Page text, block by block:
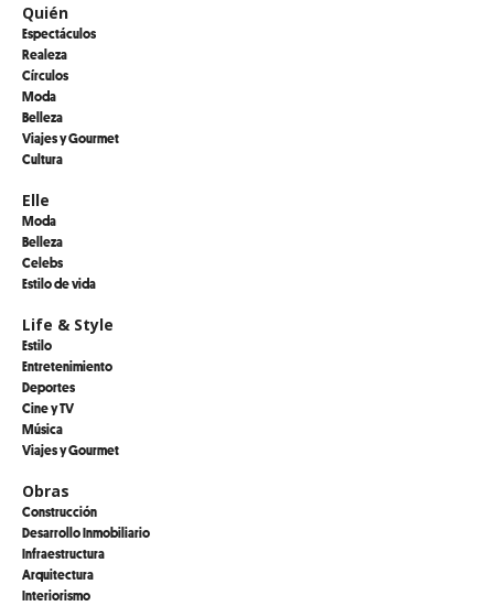
Quién
Espectáculos
Realeza
Círculos
Moda
Belleza
Viajes y Gourmet
Cultura
Elle
Moda
Belleza
Celebs
Estilo de vida
Life & Style
Estilo
Entretenimiento
Deportes
Cine y TV
Música
Viajes y Gourmet
Obras
Construcción
Desarrollo Inmobiliario
Infraestructura
Arquitectura
Interiorismo